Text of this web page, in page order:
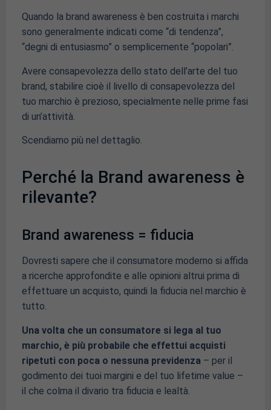
Quando la brand awareness è ben costruita i marchi
sono generalmente indicati come “di tendenza”,
“degni di entusiasmo” o semplicemente “popolari”.
Avere consapevolezza dello stato dell’arte del tuo
brand, stabilire cioè il livello di consapevolezza del
tuo marchio è prezioso, specialmente nelle prime fasi
di un’attività.
Scendiamo più nel dettaglio.
Perché la Brand awareness è
rilevante?
Brand awareness = fiducia
Dovresti sapere che il consumatore moderno si affida
a ricerche approfondite e alle opinioni altrui prima di
effettuare un acquisto, quindi la fiducia nel marchio è
tutto.
Una volta che un consumatore si lega al tuo
marchio, è più probabile che effettui acquisti
ripetuti con poca o nessuna previdenza – per il
godimento dei tuoi margini e del tuo lifetime value –
il che colma il divario tra fiducia e lealtà.